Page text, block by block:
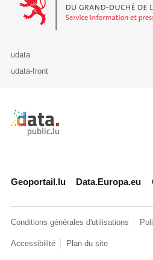
udata
udata-front
Retour à l'accueil de
Geoportail.lu Data.Europa.eu
Conditions générales d'utilisations
Accessibilité Plan du site